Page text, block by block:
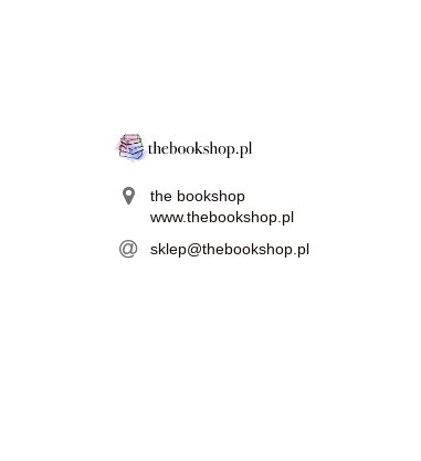
the bookshop
www.thebookshop.pl
sklep@thebookshop.pl